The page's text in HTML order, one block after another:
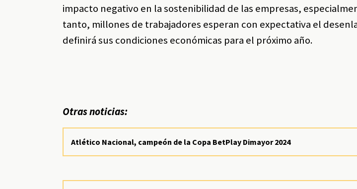
impacto negativo en la sostenibilidad de las empresas,
tanto, millones de trabajadores esperan con expectativa el
definirá sus condiciones económicas para el próximo año.
Otras noticias:
Atlético Nacional, campeón de la Copa BetPlay Dimayor 2024